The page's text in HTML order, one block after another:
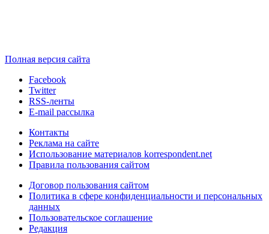
Полная версия сайта
Facebook
Twitter
RSS-ленты
E-mail рассылка
Контакты
Реклама на сайте
Использование материалов korrespondent.net
Правила пользования сайтом
Договор пользования сайтом
Политика в сфере конфиденциальности и персональных
данных
Пользовательское соглашение
Редакция